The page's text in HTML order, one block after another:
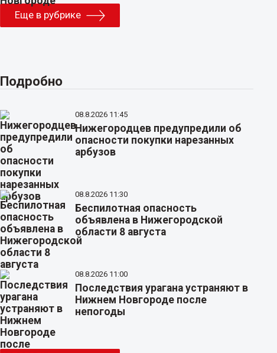
Еще в рубрике
Подробно
08.8.2026 11:45
Нижегородцев предупредили об
опасности покупки нарезанных
арбузов
08.8.2026 11:30
Беспилотная опасность
объявлена в Нижегородской
области 8 августа
08.8.2026 11:00
Последствия урагана устраняют в
Нижнем Новгороде после
непогоды